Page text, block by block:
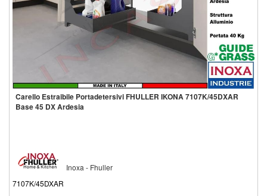
Carello Estraibile Portadetersivi FHULLER IKONA 7107K/45DXAR
Base 45 DX Ardesia
Inoxa - Fhuller
7107K/45DXAR